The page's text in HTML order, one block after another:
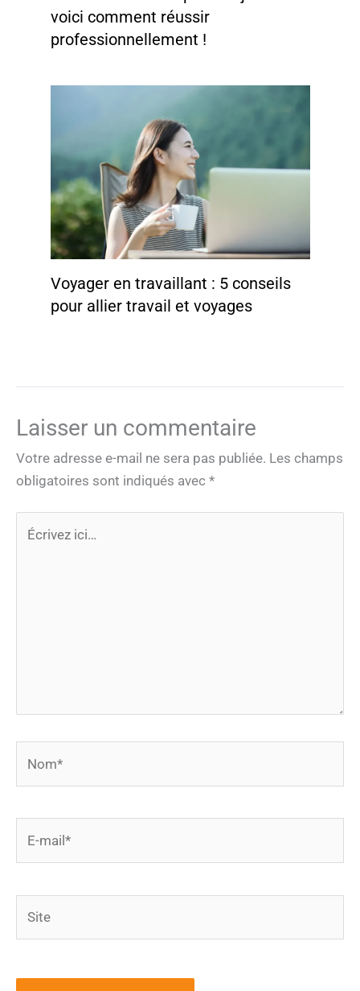
voici comment réussir
professionnellement !
Voyager en travaillant : 5 conseils
pour allier travail et voyages
Laisser un commentaire
Votre adresse e-mail ne sera pas publiée. Les champs
obligatoires sont indiqués avec *